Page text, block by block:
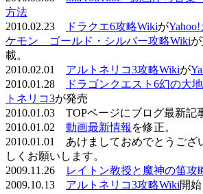
方法
2010.02.23
ドラクエ6攻略Wikiが
ケモン ゴールド・シルバー攻略Wikiが
載。
2010.02.01 アルトネリコ3攻略Wikiが
2010.01.28
ドラゴンクエスト6幻の大
トネリコ3が発売
2010.01.03 TOPページにブログ最新記
2010.01.02 動画最新情報 を修正。
2010.01.01 あけましておめでとうござ
しくお願いします。
2009.11.26
レイトン教授と魔神の笛攻
2009.10.13 アルトネリコ3攻略Wiki開始